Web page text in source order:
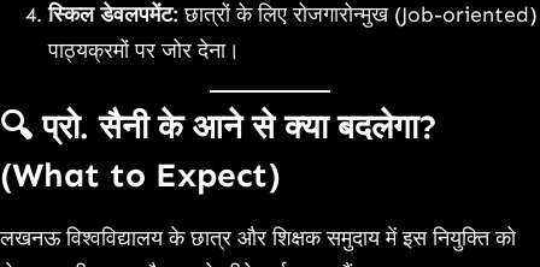
स्किल डेवलपमेंट: छात्रों के लिए रोजगारोन्मुख (Job-oriented)
पाठ्यक्रमों पर जोर देना।
🔍 प्रो. सैनी के आने से क्या बदलेगा?
(What to Expect)
लखनऊ विश्वविद्यालय के छात्र और शिक्षक समुदाय में इस नियुक्ति को